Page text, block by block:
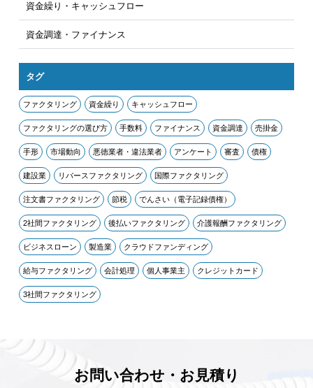
資金繰り・キャッシュフロー
資金調達・ファイナンス
タグ
ファクタリング 資金繰り キャッシュフロー
ファクタリングの選び方 手数料 ファイナンス 資金調達 売掛金
手形 市場動向 悪徳業者・違法業者 アンケート 審査 債権
建設業 リバースファクタリング 国際ファクタリング
注文書ファクタリング 節税 でんさい（電子記録債権）
2社間ファクタリング 後払いファクタリング 介護報酬ファクタリング
ビジネスローン 製造業 クラウドファンディング
給与ファクタリング 会計処理 個人事業主 クレジットカード
3社間ファクタリング
お問い合わせ・お見積り